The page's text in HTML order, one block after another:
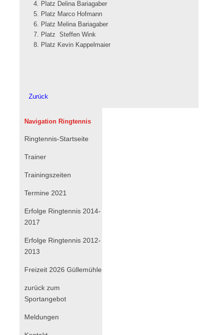
Platz Delina Bariagaber
Platz Marco Hofmann
Platz Melina Bariagaber
Platz Steffen Wink
Platz Kevin Kappelmaier
Zurück
Navigation Ringtennis
Navigation
Ringtennis-Startseite
Trainer
Trainingszeiten
Termine 2021
Erfolge Ringtennis 2014-
2017
Erfolge Ringtennis 2012-
2013
Freizeit 2026 Güllemühle
zurück zum
Sportangebot
Navigation
Meldungen